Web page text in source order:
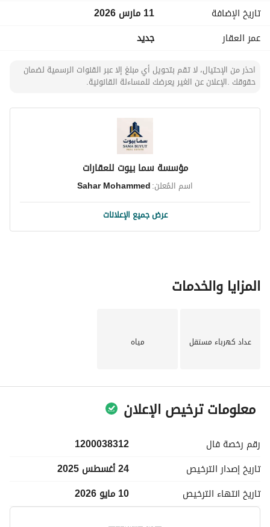
تاريخ الإضافة
11 مارس 2026
عمر العقار
جديد
احذر من الإحتيال، لا تقم بتحويل أي مبلغ إلا عبر القنوات الرسمية لضمان
حقوقك .الإعلان عن الغير يعرضك للمساءلة القانونية.
مؤسسة سما بيوت للعقارات
اسم المُعلن:Sahar Mohammed
عرض جميع الإعلانات
المزايا والخدمات
عداد كهرباء مستقل مياه
معلومات ترخيص الإعلان
رقم رخصة فال
1200038312
تاريخ إصدار الترخيص
24 أغسطس 2025
تاريخ انتهاء الترخيص 10 مايو 2026